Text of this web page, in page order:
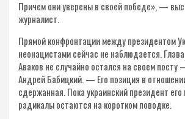
Причем они уверены в своей победе», —
журналист.
Прямой конфронтации между президентом
неонацистами сейчас не наблюдается.
Аваков не случайно остался на своем
Андрей Бабицкий. — Его позиция в
сдержанная. Пока украинский президент его
радикалы остаются на коротком поводке.